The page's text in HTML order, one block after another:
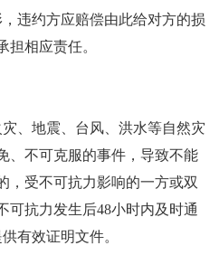
违约方应赔偿由此给对方的损
担相应责任。
、地震、台风、洪水等自然灾
、不可克服的事件，导致不能
，受不可抗力影响的一方或双
可抗力发生后48小时内及时通
有效证明文件。